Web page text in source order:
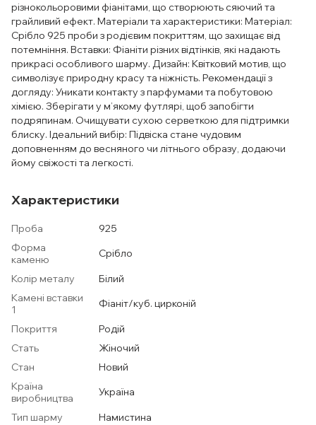
різнокольоровими фіанітами, що створюють сяючий та
грайливий ефект. Матеріали та характеристики: Матеріал:
Срібло 925 проби з родієвим покриттям, що захищає від
потемніння. Вставки: Фіаніти різних відтінків, які надають
прикрасі особливого шарму. Дизайн: Квітковий мотив, що
символізує природну красу та ніжність. Рекомендації з
догляду: Уникати контакту з парфумами та побутовою
хімією. Зберігати у м’якому футлярі, щоб запобігти
подряпинам. Очищувати сухою серветкою для підтримки
блиску. Ідеальний вибір: Підвіска стане чудовим
доповненням до весняного чи літнього образу, додаючи
йому свіжості та легкості.
Характеристики
Проба
925
Форма
каменю
Срібло
Колір металу
Білий
Камені вставки
1
Фіаніт/куб. цирконій
Покриття
Родій
Стать
Жіночий
Стан
Новий
Країна
виробництва
Україна
Тип шарму
Намистина